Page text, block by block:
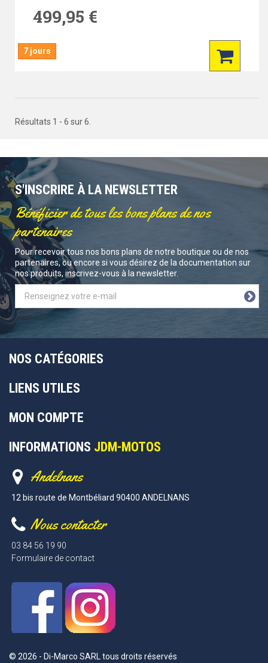
499,95 €
7 jours
Résultats 1 - 6 sur 6.
S'INSCRIRE À LA NEWSLETTER
Bénéficier de tous les bons plans de nos
partenaires
Pour recevoir tous nos bons plans de notre boutique ou de nos
partenaires, ou encore si vous désirez de la documentation sur
nos produits, inscrivez-vous à la newsletter.
NOS CATÉGORIES
LIENS UTILES
MON COMPTE
INFORMATIONS JDM-MOTOS
Andelnans
12 bis route de Montbéliard 90400 ANDELNANS
Nous contacter
03 84 56 19 90
Formulaire de contact
© 2026 - Di-Marco SARL tous droits réservés